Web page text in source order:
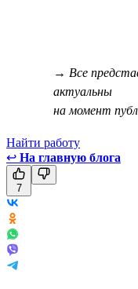
→ Все
актуальны
на момент
Найти работу
↩ На главную блога
7